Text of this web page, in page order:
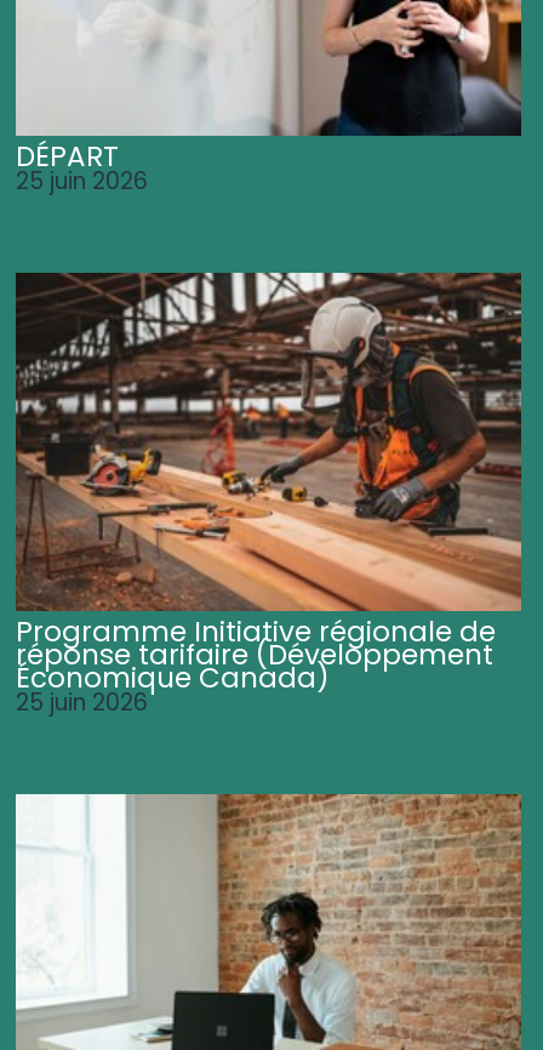
DÉPART
25 juin 2026
Programme Initiative régionale de
réponse tarifaire (Développement
Économique Canada)
25 juin 2026